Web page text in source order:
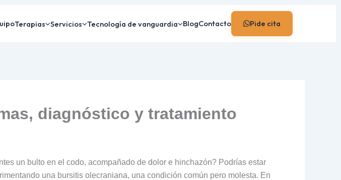
Terapias Servicios Tecnología de vanguardia BlogContacto Pide cita
diagnóstico y tratamiento
un bulto en el codo, acompañado de dolor e hinchazón? Podrías estar
una bursitis olecraniana, una condición común pero molesta. En